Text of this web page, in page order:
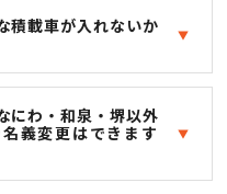
積載車が入れないか
にわ・和泉・堺以外
義変更はできます